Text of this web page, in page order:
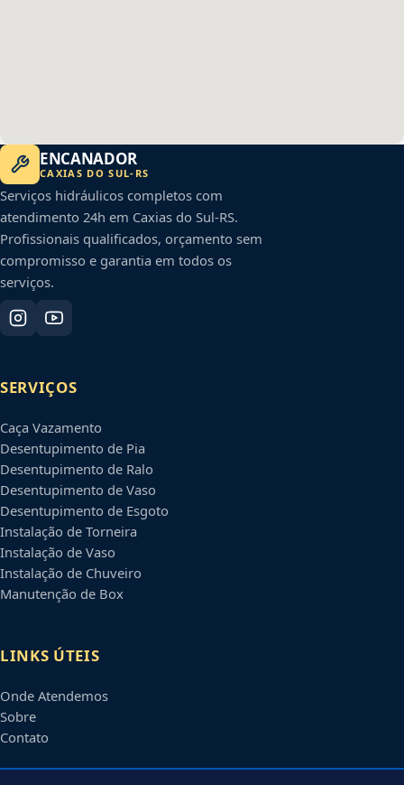
ENCANADOR
CAXIAS DO SUL- RS
Serviços hidráulicos completos com
atendimento 24h em Caxias do Sul-RS.
Profissionais qualificados, orçamento sem
compromisso e garantia em todos os
serviços.
SERVIÇOS
Caça Vazamento
Desentupimento de Pia
Desentupimento de Ralo
Desentupimento de Vaso
Desentupimento de Esgoto
Instalação de Torneira
Instalação de Vaso
Instalação de Chuveiro
Manutenção de Box
LINKS ÚTEIS
Onde Atendemos
Sobre
Contato